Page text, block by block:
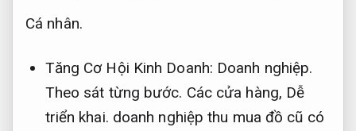
Cá nhân.
Tăng Cơ Hội Kinh Doanh: Doanh nghiệp.
Theo sát từng bước. Các cửa hàng, Dễ
triển khai. doanh nghiệp thu mua đồ cũ có